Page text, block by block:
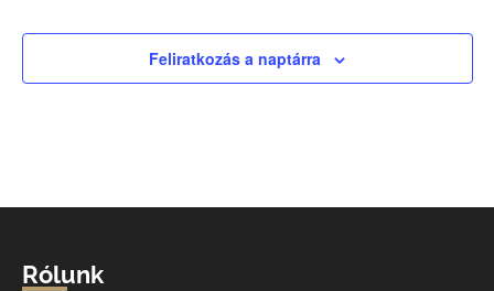
Feliratkozás a naptárra
Rólunk